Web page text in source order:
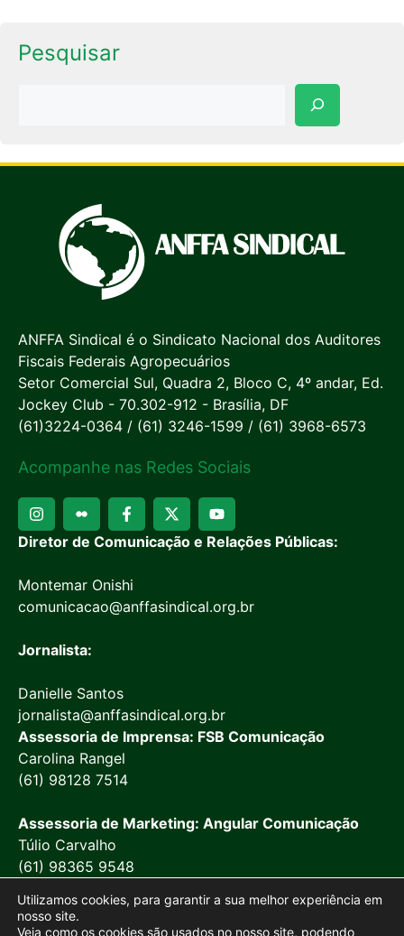
Pesquisar
ANFFA Sindical é o Sindicato Nacional dos Auditores
Fiscais Federais Agropecuários
Setor Comercial Sul, Quadra 2, Bloco C, 4º andar, Ed.
Jockey Club - 70.302-912 - Brasília, DF
(61)3224-0364 / (61) 3246-1599 / (61) 3968-6573
Acompanhe nas Redes Sociais
Diretor de Comunicação e Relações Públicas:
Montemar Onishi
comunicacao@anffasindical.org.br
Jornalista:
Danielle Santos
jornalista@anffasindical.org.br
Assessoria de Imprensa: FSB Comunicação
Carolina Rangel
(61) 98128 7514
Assessoria de Marketing: Angular Comunicação
Túlio Carvalho
(61) 98365 9548
Utilizamos cookies, para garantir a sua melhor experiência em
nosso site.
Veja como os cookies são usados no nosso site, podendo